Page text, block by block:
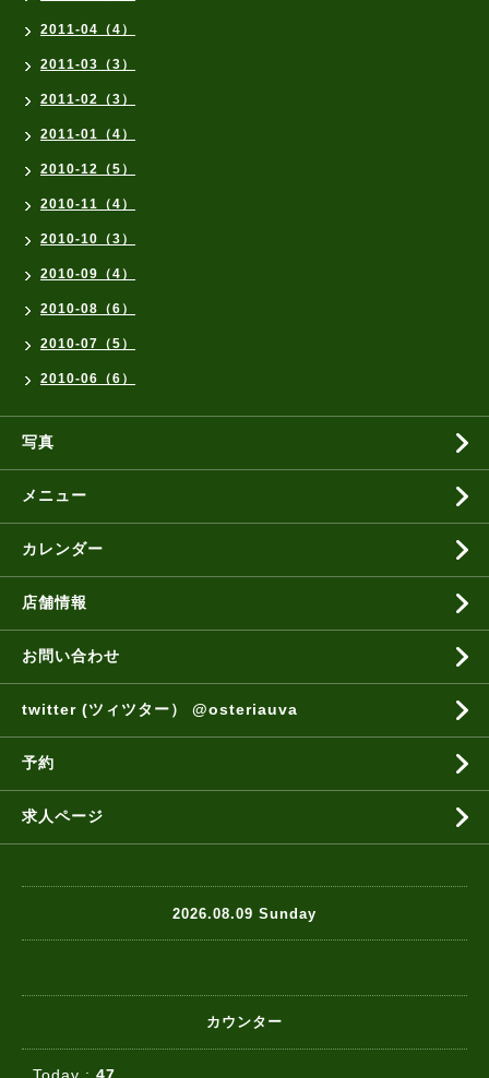
2011-04（4）
2011-03（3）
2011-02（3）
2011-01（4）
2010-12（5）
2010-11（4）
2010-10（3）
2010-09（4）
2010-08（6）
2010-07（5）
2010-06（6）
写真
メニュー
カレンダー
店舗情報
お問い合わせ
twitter (ツィツター） @osteriauva
予約
求人ページ
2026.08.09 Sunday
カウンター